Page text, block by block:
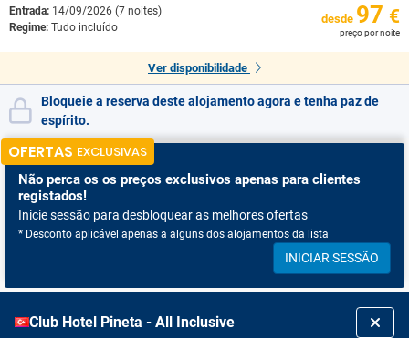
Entrada: 14/09/2026 (7 noites)
Regime: Tudo incluído
desde 97 €
preço por noite
Ver disponibilidade
Bloqueie a reserva deste alojamento agora e tenha paz de
espírito.
OFERTAS EXCLUSIVAS
Não perca os os preços exclusivos apenas para clientes
registados!
Inicie sessão para desbloquear as melhores ofertas
* Desconto aplicável apenas a alguns dos alojamentos da lista
INICIAR SESSÃO
Club Hotel Pineta - All Inclusive